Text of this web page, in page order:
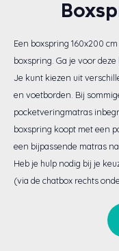
Een boxspring 160x200
boxspring. Ga je voor
Je kunt kiezen uit
en voetborden. Bij
pocketveringmatras
boxspring koopt met een
een bijpassende matras
Heb je hulp nodig bij je
(via de chatbox rechts